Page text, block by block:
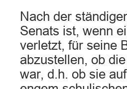
Nach der
Senats ist, wenn
verletzt, für seine
abzustellen, ob
war, d.h. ob sie